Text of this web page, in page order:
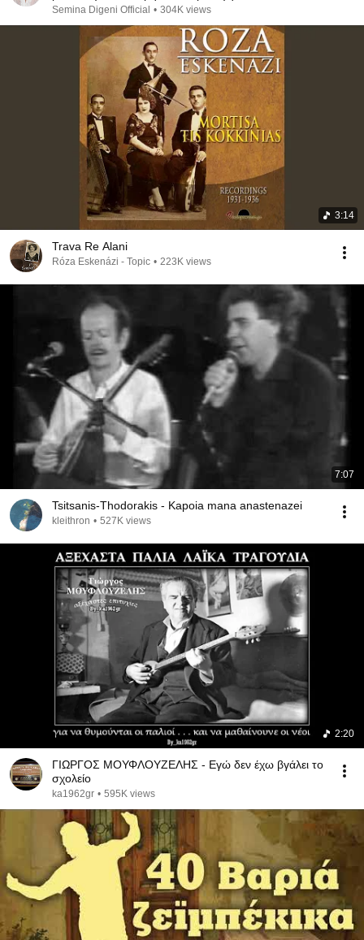
αποκαλύψεις.
Semina Digeni Official • 304K views
3:14
Trava Re Alani
Róza Eskenázi - Topic • 223K views
7:07
Tsitsanis-Thodorakis - Kapoia mana anastenazei
kleithron • 527K views
2:20
ΓΙΩΡΓΟΣ ΜΟΥΦΛΟΥΖΕΛΗΣ - Εγώ δεν έχω βγάλει το
σχολείο
ka1962gr • 595K views